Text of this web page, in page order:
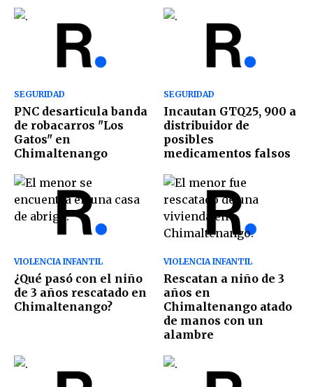
SEGURIDAD
PNC desarticula banda
de robacarros "Los
Gatos" en
Chimaltenango
SEGURIDAD
Incautan GTQ25, 900 a
distribuidor de
posibles
medicamentos falsos
VIOLENCIA INFANTIL
¿Qué pasó con el niño
de 3 años rescatado en
Chimaltenango?
VIOLENCIA INFANTIL
Rescatan a niño de 3
años en
Chimaltenango atado
de manos con un
alambre